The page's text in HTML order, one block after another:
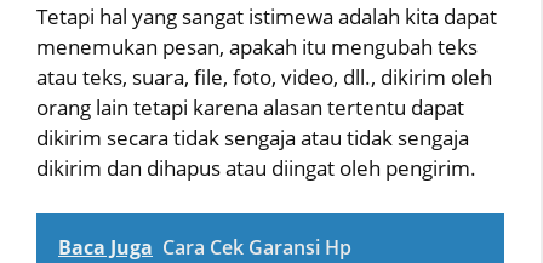
Tetapi hal yang sangat istimewa adalah kita dapat
menemukan pesan, apakah itu mengubah teks
atau teks, suara, file, foto, video, dll., dikirim oleh
orang lain tetapi karena alasan tertentu dapat
dikirim secara tidak sengaja atau tidak sengaja
dikirim dan dihapus atau diingat oleh pengirim.
Baca Juga Cara Cek Garansi Hp